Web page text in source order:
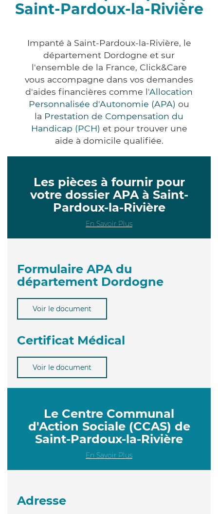
Saint-Pardoux-la-Rivière
Impanté à Saint-Pardoux-la-Rivière, le
département Dordogne et sur
l'ensemble de la France, Click&Care
vous accompagne dans vos demandes
d'aides financières comme l'Allocation
Personnalisée d'Autonomie (APA) ou
la Prestation de Compensation du
Handicap (PCH) et pour trouver une
aide à domicile qualifiée.
Les pièces à fournir pour
votre dossier APA à Saint-
Pardoux-la-Rivière
En Savoir Plus
Formulaire APA du
département Dordogne
Voir le document
Certificat Médical
Voir le document
Le Centre Communal
d'Action Sociale (CCAS) de
Saint-Pardoux-la-Rivière
En Savoir Plus
Adresse